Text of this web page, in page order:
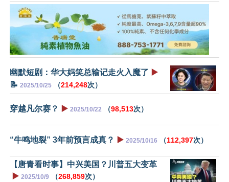
幽默短剧：华大妈笑总输记走火入魔了 ▶️
📝 2025/10/25 （214,248次）
穿越凡尔赛？ ▶️ 2025/10/22 （98,513次）
“牛鸣地裂” 3年前预言成真？ ▶️ 2025/10/16 （112,397次）
【唐青看时事】中兴美国？川普五大变革
▶️ 2025/10/9 （268,859次）